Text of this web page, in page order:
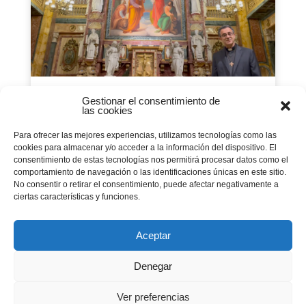
Gestionar el consentimiento de
las cookies
Para ofrecer las mejores experiencias, utilizamos tecnologías como las
cookies para almacenar y/o acceder a la información del dispositivo. El
consentimiento de estas tecnologías nos permitirá procesar datos como el
comportamiento de navegación o las identificaciones únicas en este sitio.
No consentir o retirar el consentimiento, puede afectar negativamente a
ciertas características y funciones.
Aceptar
Denegar
Ver preferencias
Visita virtual de la Basílica
de Maria Auxiliadora a Torí
09 agosto 2021|Curso20-21,Familia Salesiana,
Família Salesiana,Pastoral Juvenil,Portada
Construïda entre 1863 i 1868, avui és el cor
espiritual palpitant de la Família Salesiana
mundial.
Página 3 de 12
2 3